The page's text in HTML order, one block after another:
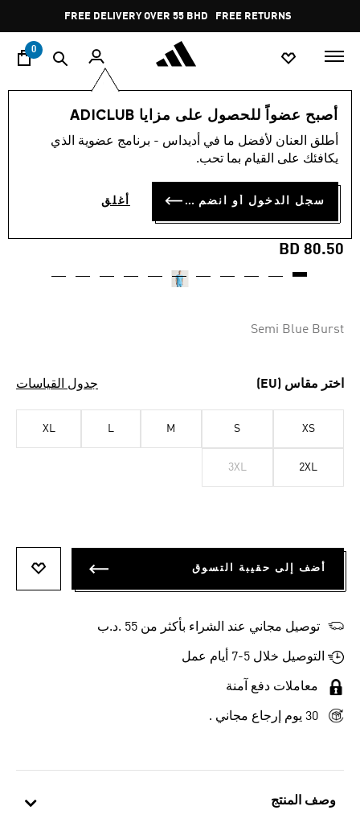
Pause
promotion
rotation
FREE DELIVERY OVER 55 BHD FREE RETURNS
0
أصبح عضواً للحصول على مزايا ADICLUB
أطلق العنان لأفضل ما في أديداس - برنامج عضوية الذي
يكافئك على القيام بما تحب.
سجل الدخول أو انضم الآن أغلق
وصف المنتج
الرجال ملابس
WORN BY PRO PLAYERS
قميص INTER MIAMI CF 25/26
THIRD AUTHENTIC MESSI
BD 80.50
Semi Blue Burst
اختر مقاس (EU) جدول القياسات
XS
S
M
L
XL
2XL
3XL
أضف إلى حقيبة التسوق
توصيل مجاني عند الشراء بأكثر من 55 .د.ب‎
التوصيل خلال 5-7 أيام عمل
معاملات دفع آمنة